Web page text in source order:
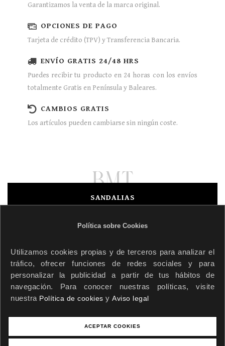
Política sobre Cookies
Utilizamos cookies propias y de terceros para analizar el
tráfico, ofrecer funciones de redes sociales y para
personalizar la publicidad a partir de tus hábitos de
navegación. Para conocer nuestras políticas, visite
nuestra Política de cookies y Aviso legal
ACEPTAR COOKIES
Garantizamos la venta de la marca original.
OPCIONES DE PAGO
Tarjeta de crédito (TPV) y Transferencia Bancaria.
ENVÍO GRATIS 24/48 HRS
Puedes recibir tu producto en 24 horas con los envíos
totalmente Gratis en Península y Baleares.
CAMBIOS GRATIS
Los artículos pueden cambiarse sin ningún coste.
SANDALIAS
ZAPATOS
Contacto
Login
670 813 588
670 813 588
info@bmtcollection.com